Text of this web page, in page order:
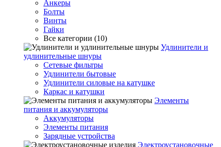
Анкеры
Болты
Винты
Гайки
Все категории (10)
Удлинители и
удлинительные шнуры
Сетевые фильтры
Удлинители бытовые
Удлинители силовые на катушке
Каркас и катушки
Элементы
питания и аккумуляторы
Аккумуляторы
Элементы питания
Зарядные устройства
Электроустановочные